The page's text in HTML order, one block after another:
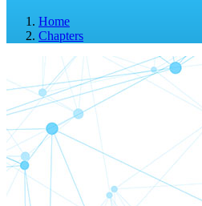
Home
Chapters